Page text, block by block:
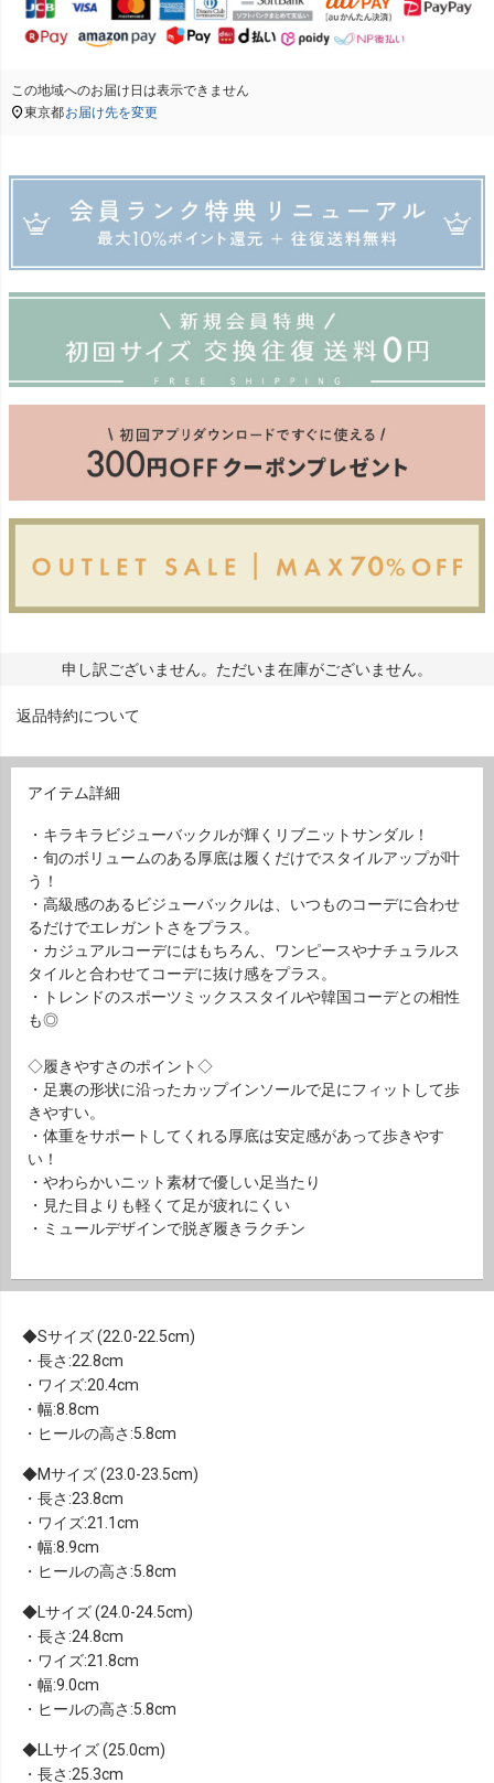
この地域へのお届け日は表示できません
東京都お届け先を変更
申し訳ございません。ただいま在庫がございません。
返品特約について
アイテム詳細
・キラキラビジューバックルが輝くリブニットサンダル！
・旬のボリュームのある厚底は履くだけでスタイルアップが叶
う！
・高級感のあるビジューバックルは、いつものコーデに合わせ
るだけでエレガントさをプラス。
・カジュアルコーデにはもちろん、ワンピースやナチュラルス
タイルと合わせてコーデに抜け感をプラス。
・トレンドのスポーツミックススタイルや韓国コーデとの相性
も◎
◇履きやすさのポイント◇
・足裏の形状に沿ったカップインソールで足にフィットして歩
きやすい。
・体重をサポートしてくれる厚底は安定感があって歩きやす
い！
・やわらかいニット素材で優しい足当たり
・見た目よりも軽くて足が疲れにくい
・ミュールデザインで脱ぎ履きラクチン
Sサイズ (22.0-22.5cm)
・長さ:22.8cm
・ワイズ:20.4cm
・幅:8.8cm
・ヒールの高さ:5.8cm
Mサイズ (23.0-23.5cm)
・長さ:23.8cm
・ワイズ:21.1cm
・幅:8.9cm
・ヒールの高さ:5.8cm
Lサイズ (24.0-24.5cm)
・長さ:24.8cm
・ワイズ:21.8cm
・幅:9.0cm
・ヒールの高さ:5.8cm
LLサイズ (25.0cm)
・長さ:25.3cm